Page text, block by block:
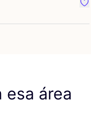
esa área